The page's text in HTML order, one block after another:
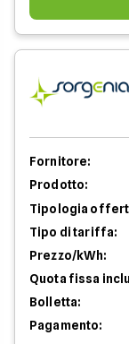
Fornitore:
Prodotto:
Tipologia
Tipo di tariffa:
Prezzo/kWh:
Quota fissa
Bolletta:
Pagamento: